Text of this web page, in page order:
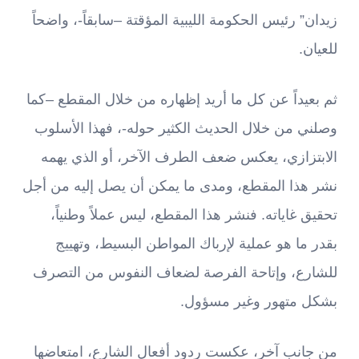
زيدان” رئيس الحكومة الليبية المؤقتة –سابقاً-، واضحاً
للعيان.
ثم بعيداً عن كل ما أريد إظهاره من خلال المقطع –كما
وصلني من خلال الحديث الكثير حوله-، فهذا الأسلوب
الابتزازي، يعكس ضعف الطرف الآخر، أو الذي يهمه
نشر هذا المقطع، ومدى ما يمكن أن يصل إليه من أجل
تحقيق غاياته. فنشر هذا المقطع، ليس عملاً وطنياً،
بقدر ما هو عملية لإرباك المواطن البسيط، وتهييج
للشارع، وإتاحة الفرصة لضعاف النفوس من التصرف
بشكل متهور وغير مسؤول.
من جانب آخر، عكست ردود أفعال الشارع، امتعاضها